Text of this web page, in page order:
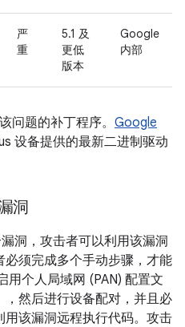
严
重
5.1 及
更低
版本
Google
内部
问题的补丁程序。 Google
设备提供的最新二进制驱动
洞
洞，攻击者可以利用该漏洞
须完成多个手动步骤，才能
用个人局域网 (PAN) 配置文
然后进行设备配对，并且必
该漏洞远程执行代码。攻击